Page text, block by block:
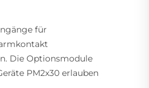
für
Die Optionsmodule
PM2x30 erlauben